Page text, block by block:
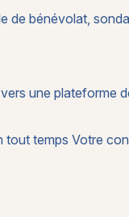
de bénévolat,
une plateforme
tout temps Votre